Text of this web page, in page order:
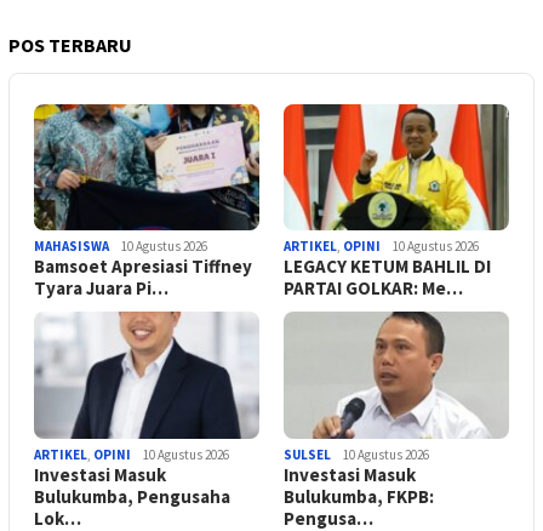
POS TERBARU
MAHASISWA 10 Agustus 2026
Bamsoet Apresiasi Tiffney
Tyara Juara Pi…
ARTIKEL, OPINI 10 Agustus 2026
LEGACY KETUM BAHLIL DI
PARTAI GOLKAR: Me…
ARTIKEL OPINI 10 Agustus 2026
Investasi Masuk
Bulukumba, Pengusaha
Lok…
SULSEL 10 Agustus 2026
Investasi Masuk
Bulukumba, FKPB:
Pengusa…